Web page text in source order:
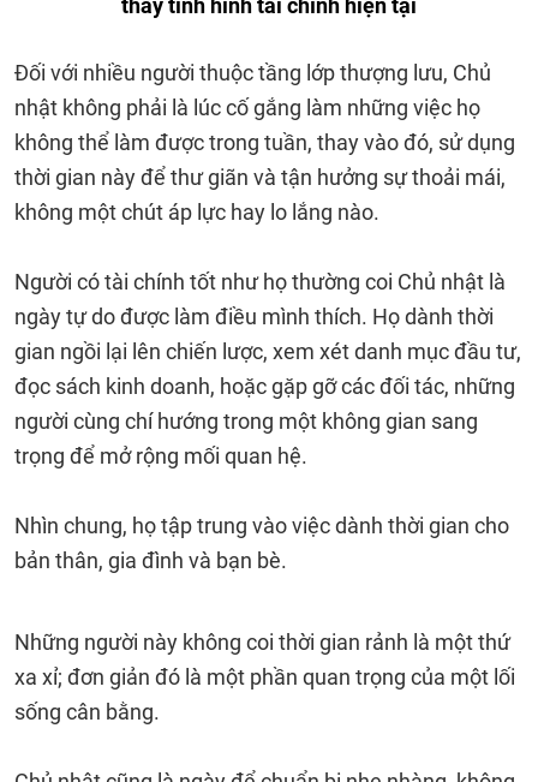
thấy tình hình tài chính hiện tại
Đối với nhiều người thuộc tầng lớp thượng lưu, Chủ
nhật không phải là lúc cố gắng làm những việc họ
không thể làm được trong tuần, thay vào đó, sử dụng
thời gian này để thư giãn và tận hưởng sự thoải mái,
không một chút áp lực hay lo lắng nào.
Người có tài chính tốt như họ thường coi Chủ nhật là
ngày tự do được làm điều mình thích. Họ dành thời
gian ngồi lại lên chiến lược, xem xét danh mục đầu tư,
đọc sách kinh doanh, hoặc gặp gỡ các đối tác, những
người cùng chí hướng trong một không gian sang
trọng để mở rộng mối quan hệ.
Nhìn chung, họ tập trung vào việc dành thời gian cho
bản thân, gia đình và bạn bè.
Những người này không coi thời gian rảnh là một thứ
xa xỉ; đơn giản đó là một phần quan trọng của một lối
sống cân bằng.